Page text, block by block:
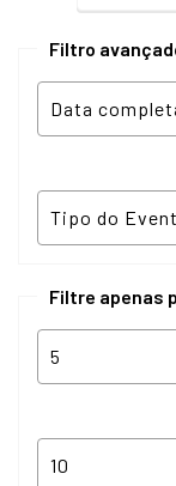
Filtro
Filtre apenas